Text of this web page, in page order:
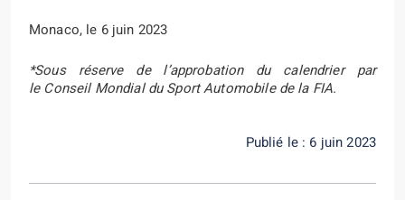
Monaco, le 6 juin 2023
*Sous réserve de l’approbation du calendrier par
le Conseil Mondial du Sport Automobile de la FIA.
Publié le : 6 juin 2023